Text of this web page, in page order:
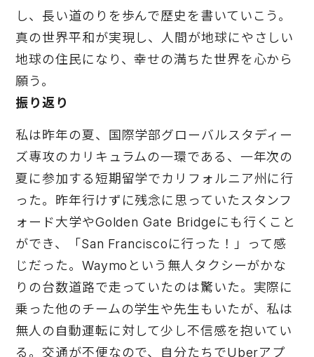
し、長い道のりを歩んで歴史を書いていこう。
真の世界平和が実現し、人間が地球にやさしい
地球の住民になり、幸せの満ちた世界を心から
願う。
振り返り
私は昨年の夏、国際学部グローバルスタディー
ズ専攻のカリキュラムの一環である、一年次の
夏に参加する短期留学でカリフォルニア州に行
った。昨年行けずに残念に思っていたスタンフ
ォード大学やGolden Gate Bridgeにも行くこと
ができ、「San Franciscoに行った！」って感
じだった。Waymoという無人タクシーがかな
りの台数道路で走っていたのは驚いた。実際に
乗った他のチームの学生や先生もいたが、私は
無人の自動運転に対して少し不信感を抱いてい
る。交通が不便なので、自分たちでUberアプ